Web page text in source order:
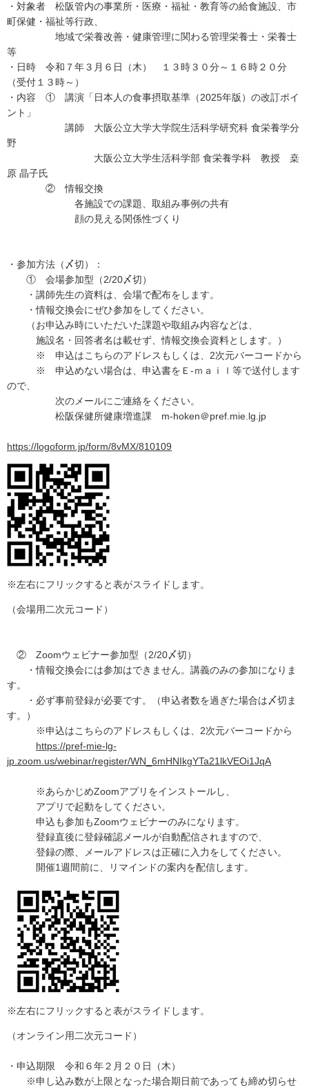
・対象者 松阪管内の事業所・医療・福祉・教育等の給食施設、市
町保健・福祉等行政、
地域で栄養改善・健康管理に関わる管理栄養士・栄養士
等
・日時 令和７年３月６日（木） １３時３０分～１６時２０分
（受付１３時～）
・内容 ① 講演「日本人の食事摂取基準（2025年版）の改訂ポイ
ント」
講師 大阪公立大学大学院生活科学研究科 食栄養学分
野
大阪公立大学生活科学部 食栄養学科 教授 桒
原 晶子氏
② 情報交換
各施設での課題、取組み事例の共有
顔の見える関係性づくり
・参加方法（〆切）：
① 会場参加型（2/20〆切）
・講師先生の資料は、会場で配布をします。
・情報交換会にぜひ参加をしてください。
（お申込み時にいただいた課題や取組み内容などは、
施設名・回答者名は載せず、情報交換会資料とします。）
※ 申込はこちらのアドレスもしくは、2次元バーコードから
※ 申込めない場合は、申込書をＥ-ｍａｉｌ等で送付します
ので、
次のメールにご連絡をください。
松阪保健所健康増進課 m-hoken＠pref.mie.lg.jp
https://logoform.jp/form/8vMX/810109
※左右にフリックすると表がスライドします。
（会場用二次元コード）
② Zoomウェビナー参加型（2/20〆切）
・情報交換会には参加はできません。講義のみの参加になりま
す。
・必ず事前登録が必要です。（申込者数を過ぎた場合は〆切ま
す。）
※申込はこちらのアドレスもしくは、2次元バーコードから
https://pref-mie-lg-
jp.zoom.us/webinar/register/WN_6mHNIkgYTa21lkVEOi1JqA
※あらかじめZoomアプリをインストールし、
アプリで起動をしてください。
申込も参加もZoomウェビナーのみになります。
登録直後に登録確認メールが自動配信されますので、
登録の際、メールアドレスは正確に入力をしてください。
開催1週間前に、リマインドの案内を配信します。
※左右にフリックすると表がスライドします。
（オンライン用二次元コード）
・申込期限 令和６年２月２０日（木）
※申し込み数が上限となった場合期日前であっても締め切らせ